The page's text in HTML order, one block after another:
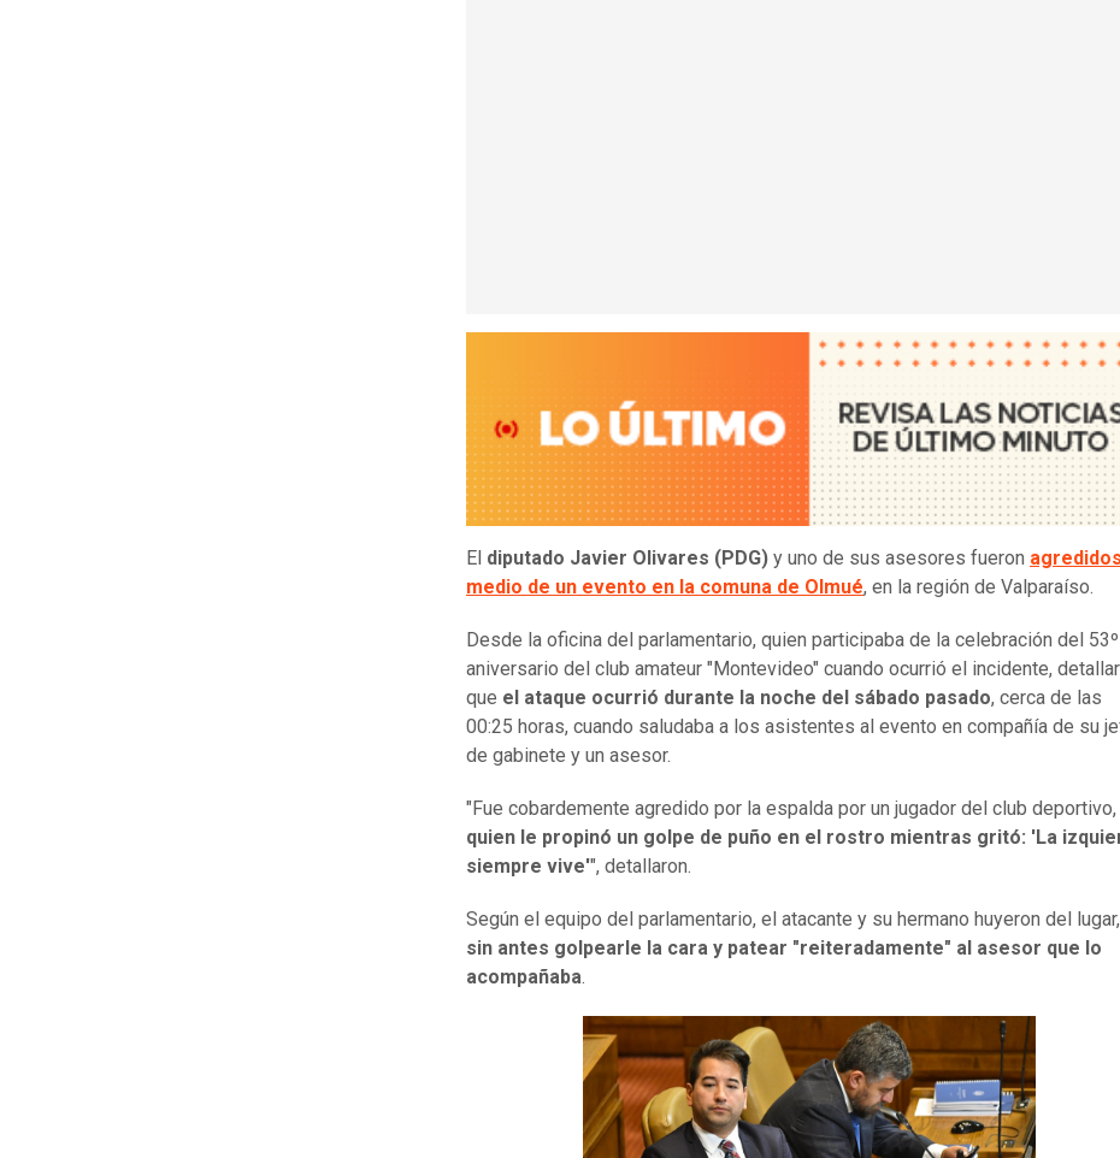
El diputado Javier Olivares (PDG) y uno de sus asesores fueron
medio de un evento en la comuna de Olmué, en la región de Valparaíso.
Desde la oficina del parlamentario, quien participaba de la celebración del 53º
aniversario del club amateur "Montevideo" cuando ocurrió el incidente,
que el ataque ocurrió durante la noche del sábado pasado, cerca de las
00:25 horas, cuando saludaba a los asistentes al evento en compañía de su
de gabinete y un asesor.
"Fue cobardemente agredido por la espalda por un jugador del club deportivo,
quien le propinó un golpe de puño en el rostro mientras gritó: 'La
siempre vive'", detallaron.
Según el equipo del parlamentario, el atacante y su hermano huyeron del lugar,
sin antes golpearle la cara y patear "reiteradamente" al asesor que lo
acompañaba.